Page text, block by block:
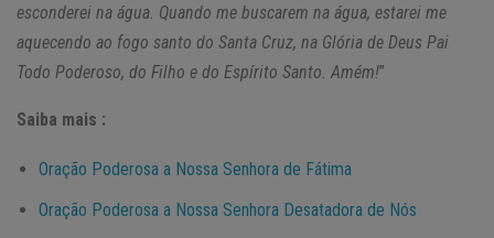
esconderei na água. Quando me buscarem na água, estarei me
aquecendo ao fogo santo do Santa Cruz, na Glória de Deus Pai
Todo Poderoso, do Filho e do Espírito Santo. Amém!”
Saiba mais :
Oração Poderosa a Nossa Senhora de Fátima
Oração Poderosa a Nossa Senhora Desatadora de Nós